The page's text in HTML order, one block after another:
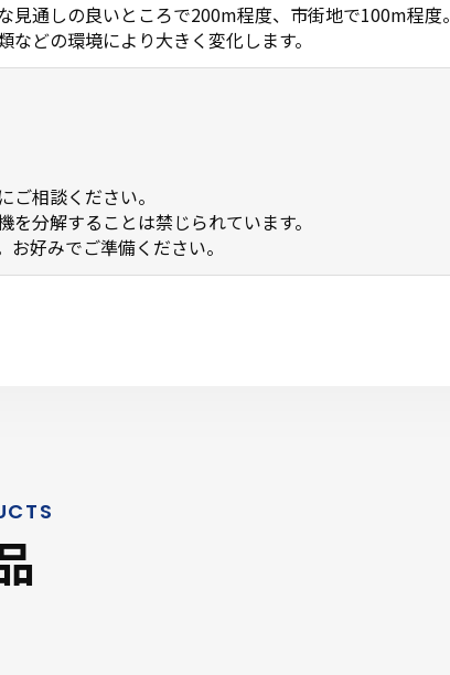
見通しの良いところで200m程度、市街地で100m程度。
どの環境により大きく変化します。
相談ください。
分解することは禁じられています。
好みでご準備ください。